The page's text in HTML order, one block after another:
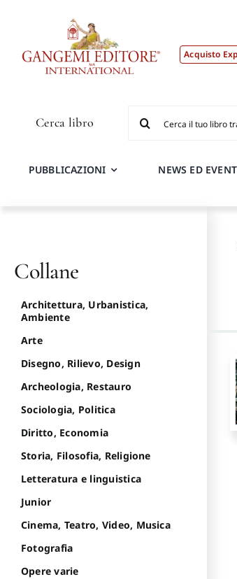
Acquisto
Cerca libro
per:
PUBBLICAZIONI NEWS ED
Collane
Architettura, Urbanistica,
Ambiente
Arte
Disegno, Rilievo, Design
Archeologia, Restauro
Sociologia, Politica
Diritto, Economia
Storia, Filosofia, Religione
Letteratura e linguistica
Junior
Cinema, Teatro, Video, Musica
Fotografia
Opere varie